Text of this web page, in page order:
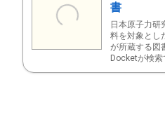
書
日本原子力研
料を対象とし
が所蔵する図
Docketが検索